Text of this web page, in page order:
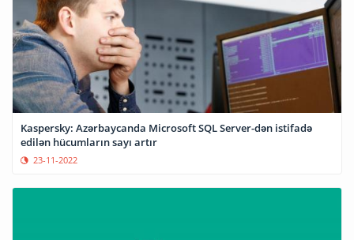
Kaspersky: Azərbaycanda Microsoft SQL Server-dən istifadə
edilən hücumların sayı artır
23-11-2022